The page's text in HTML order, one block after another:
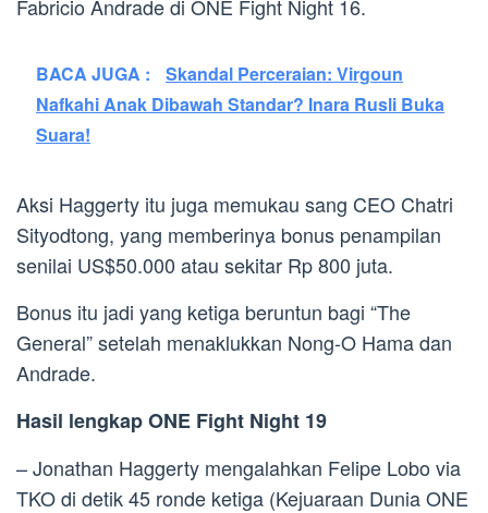
Fabricio Andrade di ONE Fight Night 16.
BACA JUGA :
Skandal Perceraian: Virgoun
Nafkahi Anak Dibawah Standar? Inara Rusli Buka
Suara!
Aksi Haggerty itu juga memukau sang CEO Chatri
Sityodtong, yang memberinya bonus penampilan
senilai US$50.000 atau sekitar Rp 800 juta.
Bonus itu jadi yang ketiga beruntun bagi “The
General” setelah menaklukkan Nong-O Hama dan
Andrade.
Hasil lengkap ONE Fight Night 19
– Jonathan Haggerty mengalahkan Felipe Lobo via
TKO di detik 45 ronde ketiga (Kejuaraan Dunia ONE